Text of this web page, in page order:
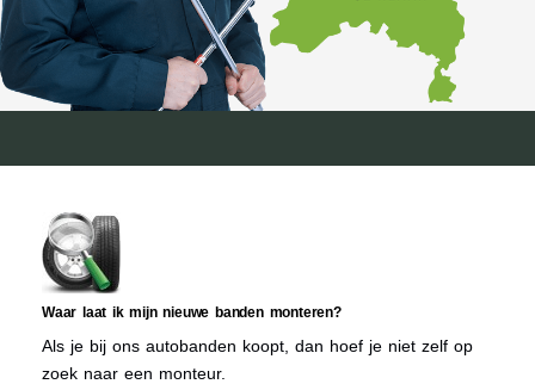
Waar laat ik mijn nieuwe banden monteren?
Als je bij ons autobanden koopt, dan hoef je niet zelf op
zoek naar een monteur.